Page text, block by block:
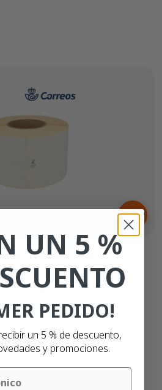
Correos
UN 5 %
PEDIDO!
un 5 % de descuento,
y promociones.